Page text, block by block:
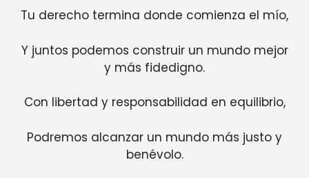
Tu derecho termina donde comienza el mío,
Y juntos podemos construir un mundo mejor
y más fidedigno.
Con libertad y responsabilidad en equilibrio,
Podremos alcanzar un mundo más justo y
benévolo.